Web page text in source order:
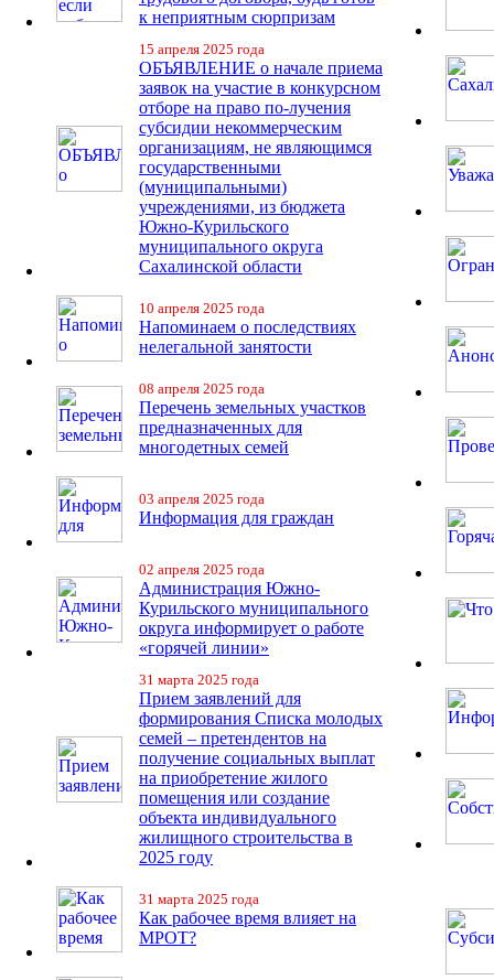
к неприятным сюрпризам
15 апреля 2025 года
ОБЪЯВЛЕНИЕ о начале приема
заявок на участие в конкурсном
отборе на право по-лучения
субсидии некоммерческим
организациям, не являющимся
государственными
(муниципальными)
учреждениями, из бюджета
Южно-Курильского
муниципального округа
Сахалинской области
10 апреля 2025 года
Напоминаем о последствиях
нелегальной занятости
08 апреля 2025 года
Перечень земельных участков
предназначенных для
многодетных семей
03 апреля 2025 года
Информация для граждан
02 апреля 2025 года
Администрация Южно-
Курильского муниципального
округа информирует о работе
«горячей линии»
31 марта 2025 года
Прием заявлений для
формирования Списка молодых
семей – претендентов на
получение социальных выплат
на приобретение жилого
помещения или создание
объекта индивидуального
жилищного строительства в
2025 году
31 марта 2025 года
Как рабочее время влияет на
МРОТ?